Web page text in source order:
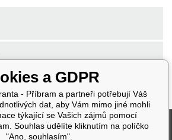
a GDPR
- Příbram a partneři potřebují Váš
dat, aby Vám mimo jiné mohli
týkající se Vašich zájmů pomocí
Souhlas udělíte kliknutím na políčko
"Ano, souhlasím".